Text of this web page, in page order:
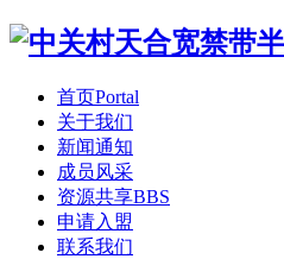
首页Portal
关于我们
新闻通知
成员风采
资源共享BBS
申请入盟
联系我们